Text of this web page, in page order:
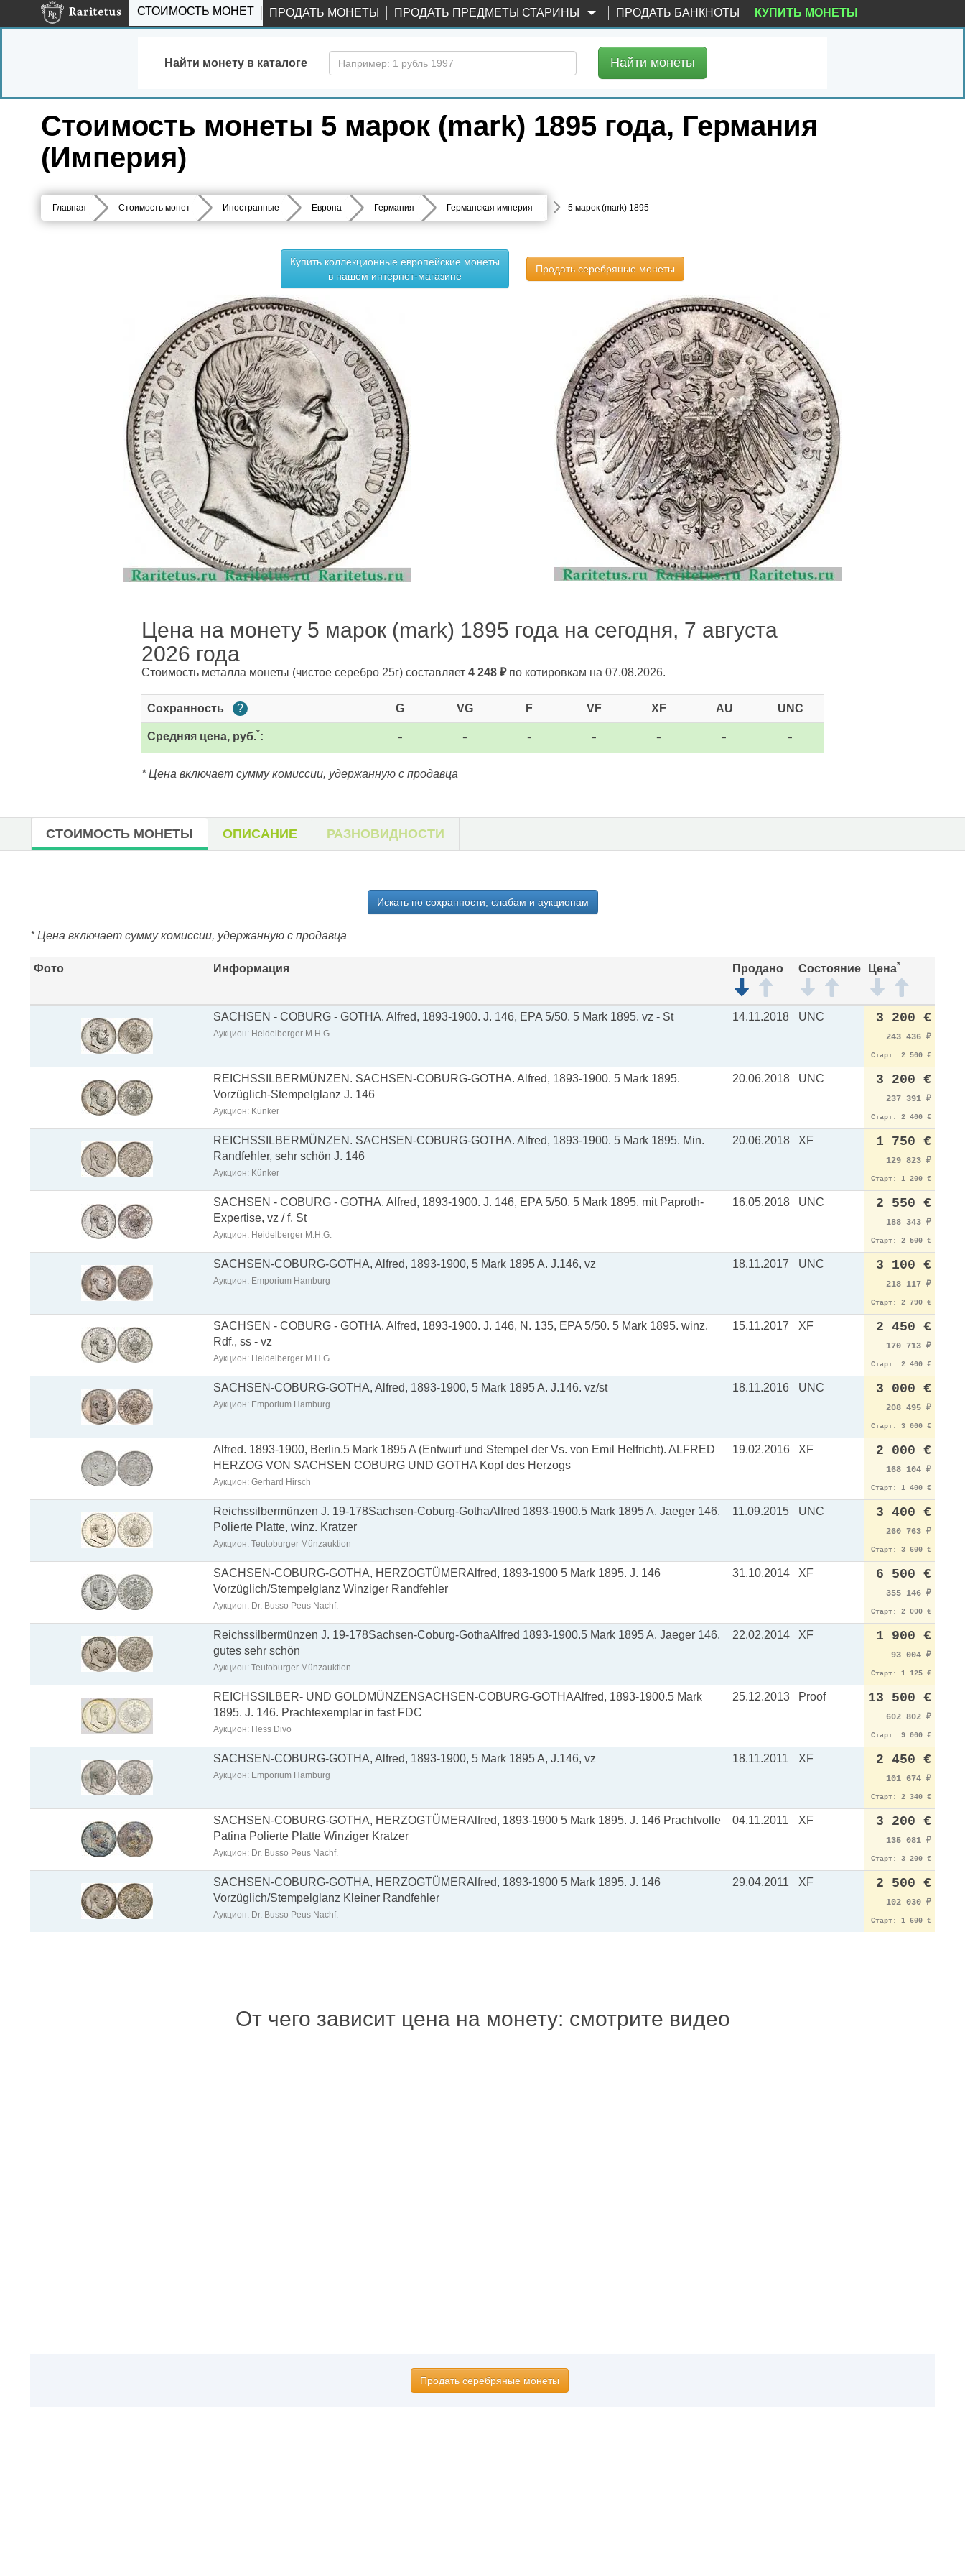
СТОИМОСТЬ МОНЕТ ПРОДАТЬ МОНЕТЫ ПРОДАТЬ ПРЕДМЕТЫ СТАРИНЫ ПРОДАТЬ БАНКНОТЫ КУПИТЬ МОНЕТЫ
Найти монету в каталоге Найти монеты
Стоимость монеты 5 марок (mark) 1895 года, Германия
(Империя)
Главная Стоимость монет Иностранные Европа Германия Германская империя 5 марок (mark) 1895
Купить коллекционные европейские монеты
в нашем интернет-магазине
Продать серебряные монеты
Цена на монету 5 марок (mark) 1895 года на сегодня, 7 августа
2026 года
Стоимость металла монеты (чистое серебро 25г) составляет 4 248 ₽по котировкам на 07.08.2026.
Сохранность ? G VG F VF XF AU UNC
Средняя цена, руб.*: - - - - - - -
* Цена включает сумму комиссии, удержанную с продавца
СТОИМОСТЬ МОНЕТЫ ОПИСАНИЕ РАЗНОВИДНОСТИ
Искать по сохранности, слабам и аукционам
* Цена включает сумму комиссии, удержанную с продавца
Фото Информация Продано Состояние Цена*
SACHSEN - COBURG - GOTHA. Alfred, 1893-1900. J. 146, EPA 5/50. 5 Mark 1895. vz - St
Аукцион: Heidelberger M.H.G.
14.11.2018 UNC 3 200 €
243 436 ₽
Старт: 2 500 €
REICHSSILBERMÜNZEN. SACHSEN-COBURG-GOTHA. Alfred, 1893-1900. 5 Mark 1895.
Vorzüglich-Stempelglanz J. 146
Аукцион: Künker
20.06.2018 UNC 3 200 €
237 391 ₽
Старт: 2 400 €
REICHSSILBERMÜNZEN. SACHSEN-COBURG-GOTHA. Alfred, 1893-1900. 5 Mark 1895. Min.
Randfehler, sehr schön J. 146
Аукцион: Künker
20.06.2018 XF 1 750 €
129 823 ₽
Старт: 1 200 €
SACHSEN - COBURG - GOTHA. Alfred, 1893-1900. J. 146, EPA 5/50. 5 Mark 1895. mit Paproth-
Expertise, vz / f. St
Аукцион: Heidelberger M.H.G.
16.05.2018 UNC 2 550 €
188 343 ₽
Старт: 2 500 €
SACHSEN-COBURG-GOTHA, Alfred, 1893-1900, 5 Mark 1895 A. J.146, vz
Аукцион: Emporium Hamburg
18.11.2017 UNC 3 100 €
218 117 ₽
Старт: 2 790 €
SACHSEN - COBURG - GOTHA. Alfred, 1893-1900. J. 146, N. 135, EPA 5/50. 5 Mark 1895. winz.
Rdf., ss - vz
Аукцион: Heidelberger M.H.G.
15.11.2017 XF 2 450 €
170 713 ₽
Старт: 2 400 €
SACHSEN-COBURG-GOTHA, Alfred, 1893-1900, 5 Mark 1895 A. J.146. vz/st
Аукцион: Emporium Hamburg
18.11.2016 UNC 3 000 €
208 495 ₽
Старт: 3 000 €
Alfred. 1893-1900, Berlin.5 Mark 1895 A (Entwurf und Stempel der Vs. von Emil Helfricht). ALFRED
HERZOG VON SACHSEN COBURG UND GOTHA Kopf des Herzogs
Аукцион: Gerhard Hirsch
19.02.2016 XF 2 000 €
168 104 ₽
Старт: 1 400 €
Reichssilbermünzen J. 19-178Sachsen-Coburg-GothaAlfred 1893-1900.5 Mark 1895 A. Jaeger 146.
Polierte Platte, winz. Kratzer
Аукцион: Teutoburger Münzauktion
11.09.2015 UNC 3 400 €
260 763 ₽
Старт: 3 600 €
SACHSEN-COBURG-GOTHA, HERZOGTÜMERAlfred, 1893-1900 5 Mark 1895. J. 146
Vorzüglich/Stempelglanz Winziger Randfehler
Аукцион: Dr. Busso Peus Nachf.
31.10.2014 XF 6 500 €
355 146 ₽
Старт: 2 000 €
Reichssilbermünzen J. 19-178Sachsen-Coburg-GothaAlfred 1893-1900.5 Mark 1895 A. Jaeger 146.
gutes sehr schön
Аукцион: Teutoburger Münzauktion
22.02.2014 XF 1 900 €
93 004 ₽
Старт: 1 125 €
REICHSSILBER- UND GOLDMÜNZENSACHSEN-COBURG-GOTHAAlfred, 1893-1900.5 Mark
1895. J. 146. Prachtexemplar in fast FDC
Аукцион: Hess Divo
25.12.2013 Proof 13 500 €
602 802 ₽
Старт: 9 000 €
SACHSEN-COBURG-GOTHA, Alfred, 1893-1900, 5 Mark 1895 A, J.146, vz
Аукцион: Emporium Hamburg
18.11.2011 XF 2 450 €
101 674 ₽
Старт: 2 340 €
SACHSEN-COBURG-GOTHA, HERZOGTÜMERAlfred, 1893-1900 5 Mark 1895. J. 146 Prachtvolle
Patina Polierte Platte Winziger Kratzer
Аукцион: Dr. Busso Peus Nachf.
04.11.2011 XF 3 200 €
135 081 ₽
Старт: 3 200 €
SACHSEN-COBURG-GOTHA, HERZOGTÜMERAlfred, 1893-1900 5 Mark 1895. J. 146
Vorzüglich/Stempelglanz Kleiner Randfehler
Аукцион: Dr. Busso Peus Nachf.
29.04.2011 XF 2 500 €
102 030 ₽
Старт: 1 600 €
От чего зависит цена на монету: смотрите видео
Продать серебряные монеты